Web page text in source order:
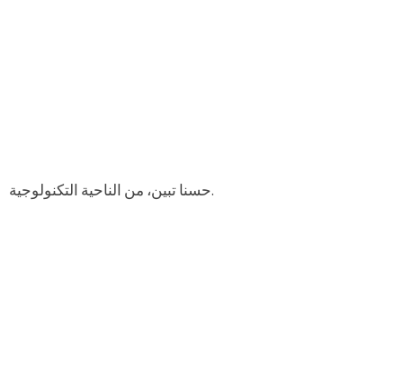
حسنا تبين، من الناحية التكنولوجية.